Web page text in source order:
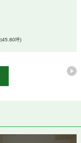
45.80坪)